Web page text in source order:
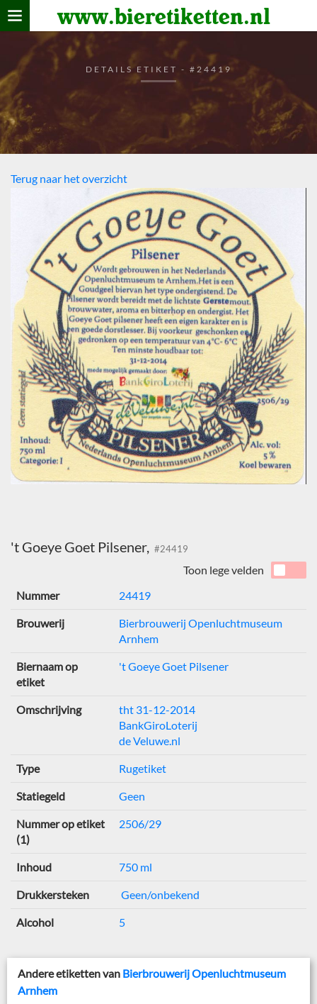
www.bieretiketten.nl
Home
verzamelen
De bierkaart
Bezoekers
DETAILS ETIKET - #24419
Terug naar het overzicht
't Goeye Goet Pilsener, #24419
Toon lege velden
Nummer
24419
Brouwerij
Bierbrouwerij Openluchtmuseum
Arnhem
Biernaam op
etiket
't Goeye Goet Pilsener
Omschrijving
tht 31-12-2014
BankGiroLoterij
de Veluwe.nl
Type Rugetiket
Statiegeld Geen
Nummer op etiket
(1)
2506/29
Inhoud 750 ml
Drukkersteken Geen/onbekend
Alcohol 5
Andere etiketten van Bierbrouwerij Openluchtmuseum
Arnhem